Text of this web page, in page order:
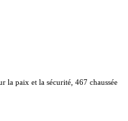
la paix et la sécurité, 467 chaussée